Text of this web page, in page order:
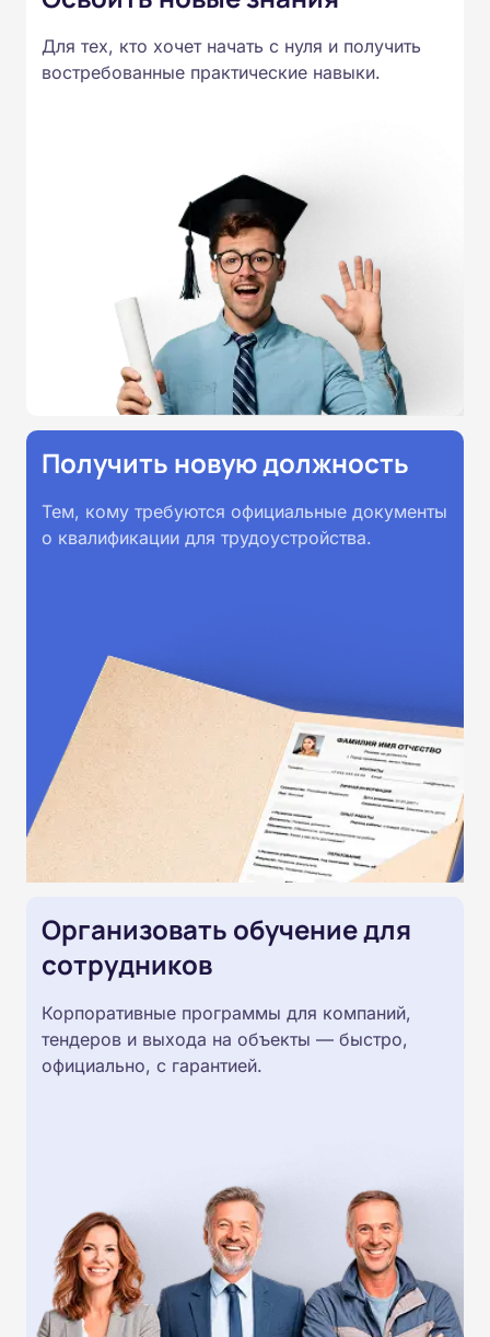
Для тех, кто хочет начать с нуля и получить
востребованные практические навыки.
Получить новую должность
Тем, кому требуются официальные документы
о квалификации для трудоустройства.
Организовать обучение для
сотрудников
Корпоративные программы для компаний,
тендеров и выхода на объекты — быстро,
официально, с гарантией.